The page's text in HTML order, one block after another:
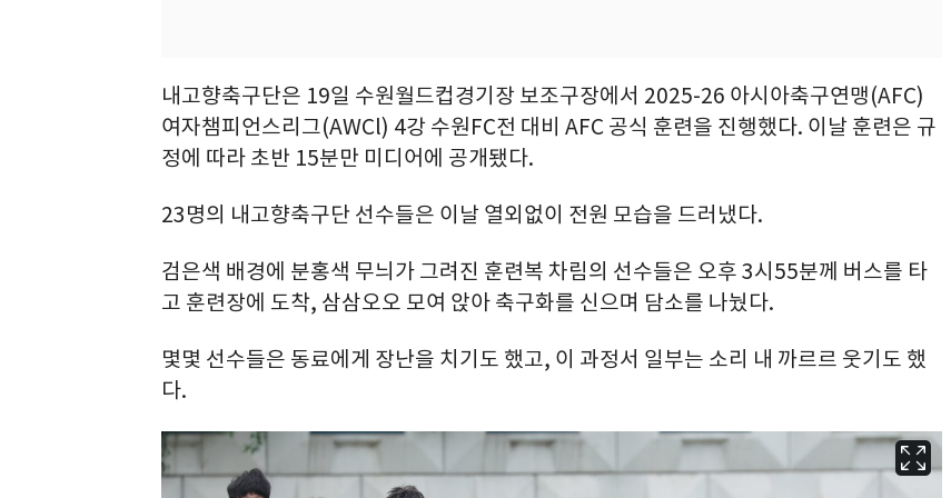
내고향축구단은 19일 수원월드컵경기장 보조구장에서 2025-26 아시아축구연맹(AFC)
여자챔피언스리그(AWCl) 4강 수원FC전 대비 AFC 공식 훈련을 진행했다. 이날 훈련은 규
정에 따라 초반 15분만 미디어에 공개됐다.
23명의 내고향축구단 선수들은 이날 열외없이 전원 모습을 드러냈다.
검은색 배경에 분홍색 무늬가 그려진 훈련복 차림의 선수들은 오후 3시55분께 버스를 타
고 훈련장에 도착, 삼삼오오 모여 앉아 축구화를 신으며 담소를 나눴다.
몇몇 선수들은 동료에게 장난을 치기도 했고, 이 과정서 일부는 소리 내 까르르 웃기도 했
다.